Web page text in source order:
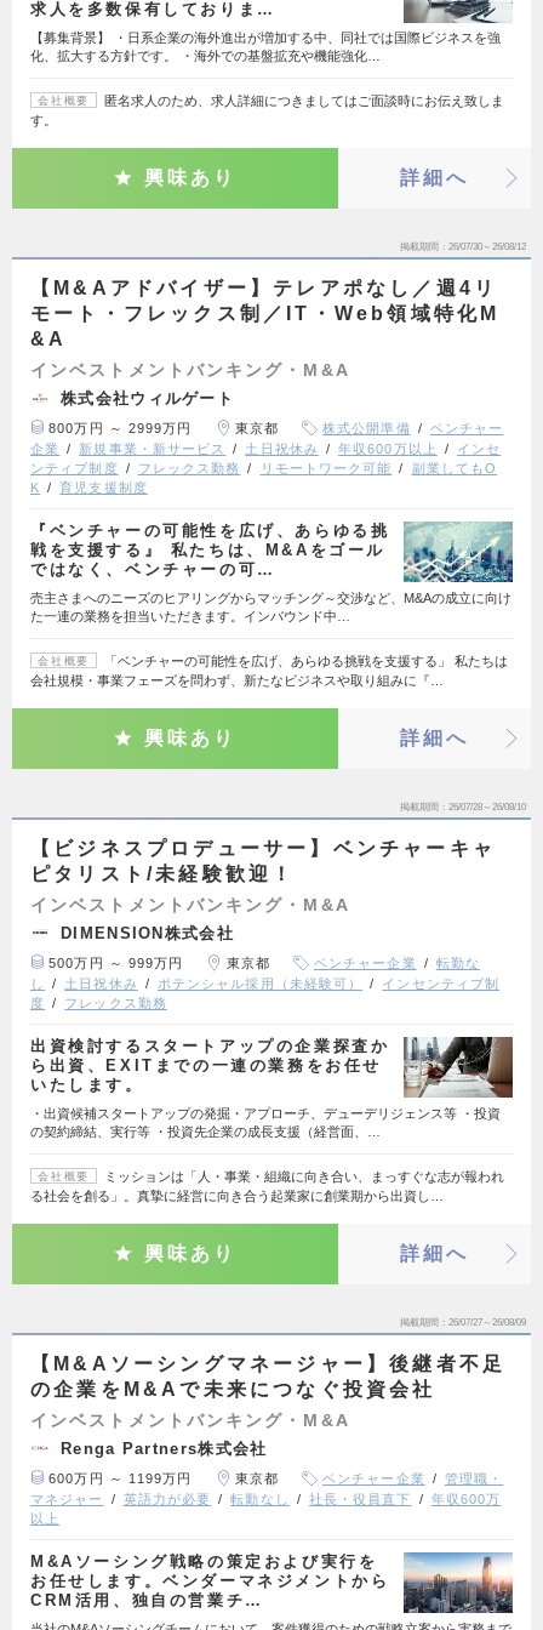
求人を多数保有しておりま…
【募集背景】 ・日系企業の海外進出が増加する中、同社では国際ビジネスを強
化、拡大する方針です。 ・海外での基盤拡充や機能強化…
会社概要
匿名求人のため、求人詳細につきましてはご面談時にお伝え致しま
す。
興味あり 詳細へ
掲載期間 26/07/30～26/08/12
【M&Aアドバイザー】テレアポなし／週4リ
モート・フレックス制／IT・Web領域特化M
&A
インベストメントバンキング・M&A
株式会社ウィルゲート
800万円 ～ 2999万円 東京都 株式公開準備
ベンチャー
企業
新規事業・新サービス 土日祝休み 年収600万以上
インセ
ンティブ制度
フレックス勤務 リモートワーク可能
副業してもO
K
育児支援制度
『ベンチャーの可能性を広げ、あらゆる挑
戦を支援する』 私たちは、M&Aをゴール
ではなく、ベンチャーの可…
売主さまへのニーズのヒアリングからマッチング～交渉など、M&Aの成立に向け
た一連の業務を担当いただきます。インバウンド中…
会社概要
「ベンチャーの可能性を広げ、あらゆる挑戦を支援する」 私たちは
会社規模・事業フェーズを問わず、新たなビジネスや取り組みに『…
興味あり 詳細へ
掲載期間 26/07/28～26/08/10
【ビジネスプロデューサー】ベンチャーキャ
ピタリスト/未経験歓迎！
インベストメントバンキング・M&A
DIMENSION株式会社
500万円 ～ 999万円 東京都 ベンチャー企業
転勤な
し
土日祝休み ポテンシャル採用（未経験可）
インセンティブ制
度
フレックス勤務
出資検討するスタートアップの企業探査か
ら出資、EXITまでの一連の業務をお任せ
いたします。
・出資候補スタートアップの発掘・アプローチ、デューデリジェンス等 ・投資
の契約締結、実行等 ・投資先企業の成長支援（経営面、…
会社概要
ミッションは「人・事業・組織に向き合い、まっすぐな志が報われ
る社会を創る」。真摯に経営に向き合う起業家に創業期から出資し…
興味あり 詳細へ
掲載期間 26/07/27～26/08/09
【M&Aソーシングマネージャー】後継者不足
の企業をM&Aで未来につなぐ投資会社
インベストメントバンキング・M&A
Renga Partners株式会社
600万円 ～ 1199万円 東京都 ベンチャー企業
管理職・
マネジャー
英語力が必要 転勤なし 社長・役員直下
年収600万
以上
M&Aソーシング戦略の策定および実行を
お任せします。ベンダーマネジメントから
CRM活用、独自の営業チ…